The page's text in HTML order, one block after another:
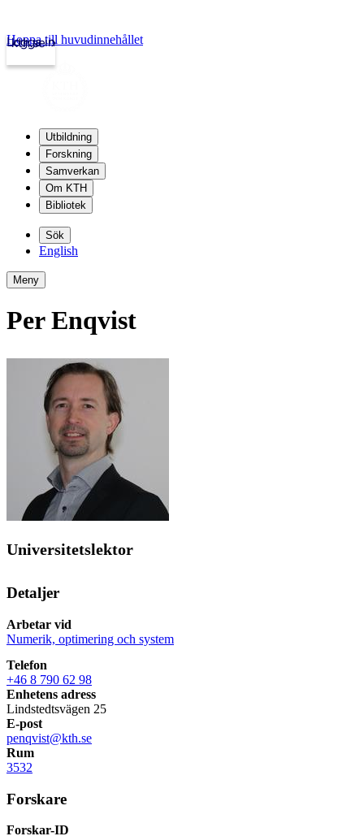
kth.se
Logga in
Hoppa till huvudinnehållet
Utbildning
Forskning
Samverkan
Om KTH
Bibliotek
Sök
English
Meny
Per Enqvist
Universitetslektor
Detaljer
Arbetar vid
Numerik, optimering och system
Telefon
+46 8 790 62 98
Enhetens adress
Lindstedtsvägen 25
E-post
penqvist@kth.se
Rum
3532
Forskare
Forskar-ID